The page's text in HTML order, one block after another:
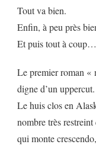
Tout va bien.
Enfin, à peu près
Et puis tout à coup…
Le premier roman «
digne d’un uppercut.
Le huis clos en
nombre très
qui monte